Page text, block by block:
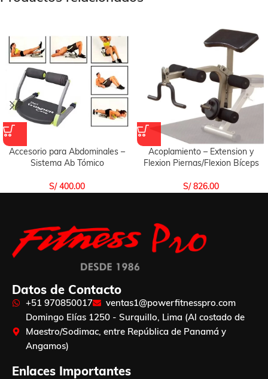
Accesorio para Abdominales –
Sistema Ab Tómico
S/400.00
Acoplamiento – Extension y
Flexion Piernas/Flexion Bíceps
S/826.00
Datos de Contacto
+51 970850017
ventas1@powerfitnesspro.com
Domingo Elías 1250 - Surquillo, Lima (Al costado de
Maestro/Sodimac, entre República de Panamá y
Angamos)
Enlaces Importantes